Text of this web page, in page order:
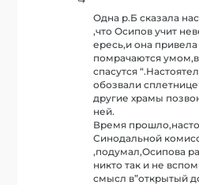
Одна р.Б сказала
,что Осипов учит
ересь,и она
помрачаются
спасутся
обозвали
другие храмы
ней.
Время
Синодальной
,подумал,Осипова
никто так и не
смысл в”открытый